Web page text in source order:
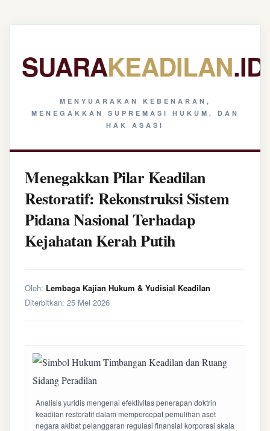
SUARAKEADILAN.ID
MENYUARAKAN KEBENARAN,
MENEGAKKAN SUPREMASI HUKUM, DAN
HAK ASASI
Menegakkan Pilar Keadilan
Restoratif: Rekonstruksi Sistem
Pidana Nasional Terhadap
Kejahatan Kerah Putih
Oleh: Lembaga Kajian Hukum & Yudisial Keadilan
Diterbitkan: 25 Mei 2026
Analisis yuridis mengenai efektivitas penerapan doktrin
keadilan restoratif dalam mempercepat pemulihan aset
negara akibat pelanggaran regulasi finansial korporasi skala